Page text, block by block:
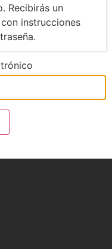
Recibirás un
instrucciones